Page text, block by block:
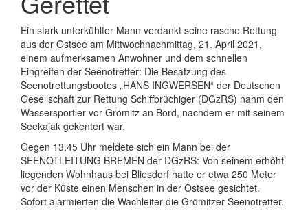
Ein stark unterkühlter Mann verdankt seine rasche Rettung
aus der Ostsee am Mittwochnachmittag, 21. April 2021,
einem aufmerksamen Anwohner und dem schnellen
Eingreifen der Seenotretter: Die Besatzung des
Seenotrettungsbootes „HANS INGWERSEN“ der Deutschen
Gesellschaft zur Rettung Schiffbrüchiger (DGzRS) nahm den
Wassersportler vor Grömitz an Bord, nachdem er mit seinem
Seekajak gekentert war.
Gegen 13.45 Uhr meldete sich ein Mann bei der
SEENOTLEITUNG BREMEN der DGzRS: Von seinem erhöht
liegenden Wohnhaus bei Bliesdorf hatte er etwa 250 Meter
vor der Küste einen Menschen in der Ostsee gesichtet.
Sofort alarmierten die Wachleiter die Grömitzer Seenotretter.